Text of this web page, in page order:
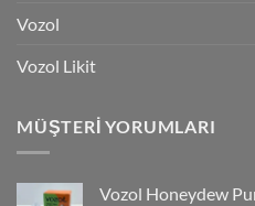
Vozol
Vozol Likit
MÜŞTERI YORUMLARI
Vozol Honeydew